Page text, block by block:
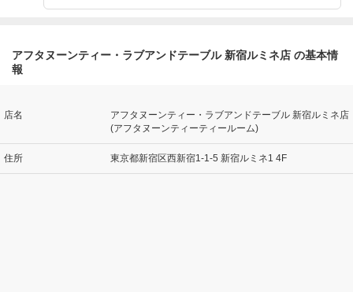
アフタヌーンティー・ラブアンドテーブル 新宿ルミネ店 の基本情
報
店名
アフタヌーンティー・ラブアンドテーブル 新宿ルミネ店
(アフタヌーンティーティールーム)
住所 東京都新宿区西新宿1-1-5 新宿ルミネ1 4F